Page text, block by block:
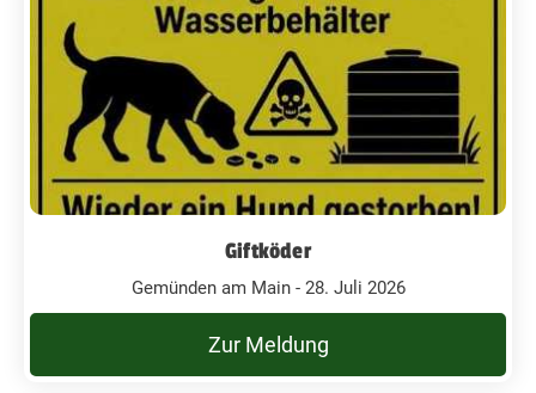
Giftköder
Gemünden am Main - 28. Juli 2026
Zur Meldung